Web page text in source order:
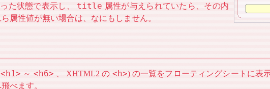
た状態で表示し、 title 属性が与えられていたら、その内
属性値が無い場合は、なにもしません。
<h1> ～ <h6> 、 XHTML2 の <h>) の一覧をフローティングシートに表
べます。